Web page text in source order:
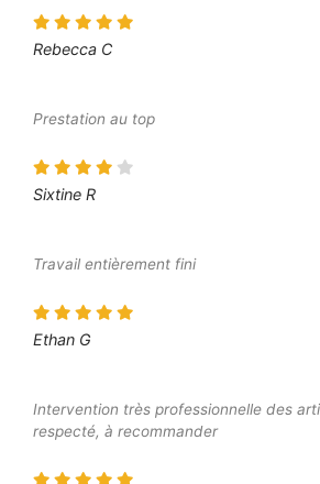
Rebecca C
Prestation au top
Sixtine R
Travail entièrement fini
Ethan G
Intervention très professionnelle des
respecté, à recommander